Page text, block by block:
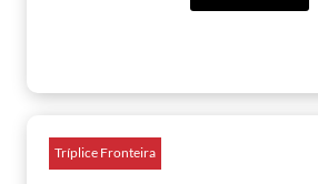
Tríplice Fronteira